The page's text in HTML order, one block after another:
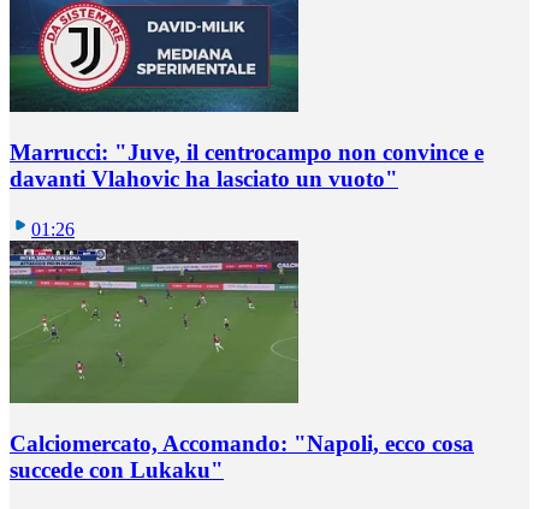
Marrucci: "Juve, il centrocampo non convince e
davanti Vlahovic ha lasciato un vuoto"
01:26
Calciomercato, Accomando: "Napoli, ecco cosa
succede con Lukaku"